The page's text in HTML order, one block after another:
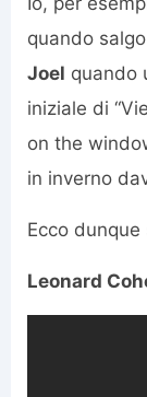
quando
Joel quando
iniziale di
on the
in inverno
Ecco
Leonard